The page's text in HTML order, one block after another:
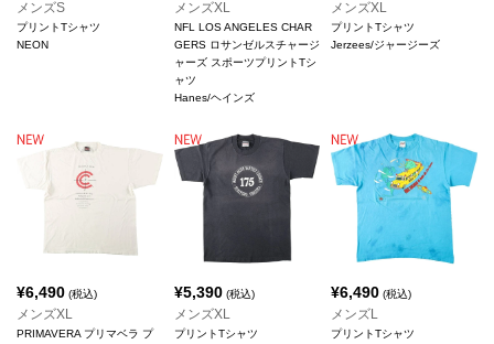
メンズS
プリントTシャツ
NEON
メンズXL
NFL LOS ANGELES CHAR
GERS ロサンゼルスチャージ
ャーズ スポーツプリントTシ
ャツ
Hanes/ヘインズ
メンズXL
プリントTシャツ
Jerzees/ジャージーズ
¥6,490 (税込)
メンズXL
PRIMAVERA プリマベラ プ
¥5,390(税込)
メンズXL
プリントTシャツ
¥6,490 (税込)
メンズL
プリントTシャツ